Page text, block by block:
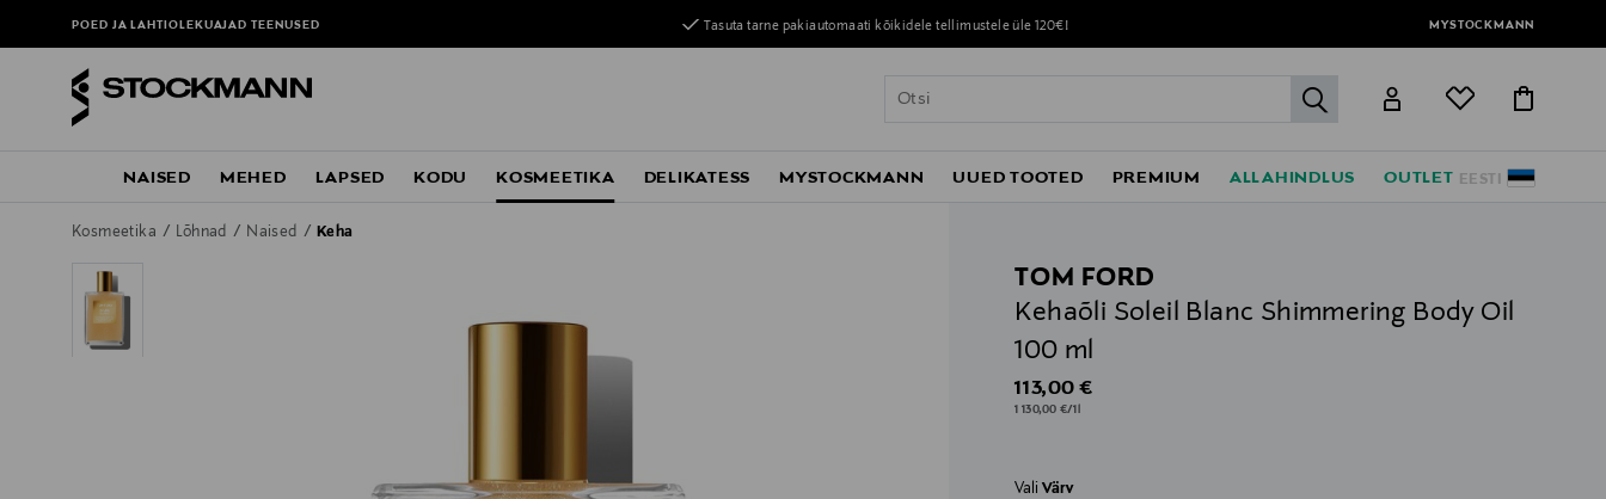
POED JA LAHTIOLEKUAJADTEENUSED Tasuta tarne pakiautomaati kõikidele tellimustele üle 120€! MYSTOCKMANN
label.header.go
EESTI
NAISED MEHED LAPSED KODU KOSMEETIKA DELIKATESS MYSTOCKMANN UUED TOOTED PREMIUM ALLAHINDLUS OUTLET
Kosmeetika Lõhnad Naised Keha
TOM FORD
Kehaõli Soleil Blanc Shimmering Body Oil
100 ml
Original Price
113,00 €
1 130,00 €/1l
ValiVärv